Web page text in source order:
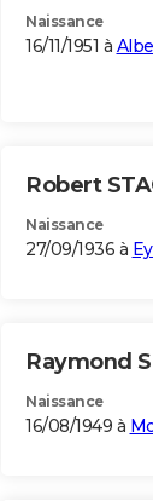
Naissance
16/11/1951 à
Robert
Naissance
27/09/1936 à
Raymond
Naissance
16/08/1949 à